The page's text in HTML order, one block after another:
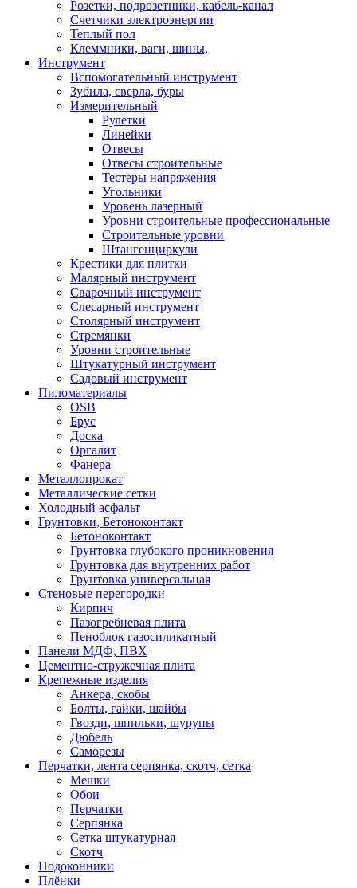
Розетки, подрозетники, кабель-канал
Счетчики электроэнергии
Теплый пол
Клеммники, ваги, шины,
Инструмент
Вспомогательный инструмент
Зубила, сверла, буры
Измерительный
Рулетки
Линейки
Отвесы
Отвесы строительные
Тестеры напряжения
Угольники
Уровень лазерный
Уровни строительные профессиональные
Строительные уровни
Штангенциркули
Крестики для плитки
Малярный инструмент
Сварочный инструмент
Слесарный инструмент
Столярный инструмент
Стремянки
Уровни строительные
Штукатурный инструмент
Садовый инструмент
Пиломатериалы
OSB
Брус
Доска
Оргалит
Фанера
Металлопрокат
Металлические сетки
Холодный асфальт
Грунтовки, Бетоноконтакт
Бетоноконтакт
Грунтовка глубокого проникновения
Грунтовка для внутренних работ
Грунтовка универсальная
Стеновые перегородки
Кирпич
Пазогребневая плита
Пеноблок газосиликатный
Панели МДФ, ПВХ
Цементно-стружечная плита
Крепежные изделия
Анкера, скобы
Болты, гайки, шайбы
Гвозди, шпильки, шурупы
Дюбель
Саморезы
Перчатки, лента серпянка, скотч, сетка
Мешки
Обои
Перчатки
Серпянка
Сетка штукатурная
Скотч
Подоконники
Плёнки